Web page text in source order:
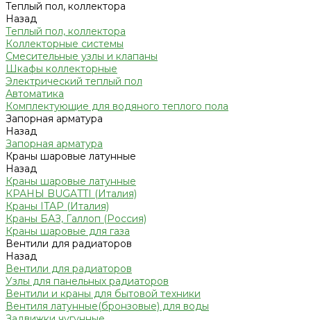
Теплый пол, коллектора
Назад
Теплый пол, коллектора
Коллекторные системы
Смесительные узлы и клапаны
Шкафы коллекторные
Электрический теплый пол
Автоматика
Комплектующие для водяного теплого пола
Запорная арматура
Назад
Запорная арматура
Краны шаровые латунные
Назад
Краны шаровые латунные
КРАНЫ BUGATTI (Италия)
Краны ITAP (Италия)
Краны БАЗ, Галлоп (Россия)
Краны шаровые для газа
Вентили для радиаторов
Назад
Вентили для радиаторов
Узлы для панельных радиаторов
Вентили и краны для бытовой техники
Вентиля латунные(бронзовые) для воды